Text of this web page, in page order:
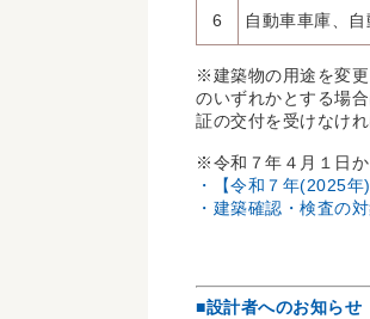
6 自動車車庫、
※建築物の用途を変
のいずれかとする場
証の交付を受けなけ
※令和７年４月１日か
・【令和７年(2025
・建築確認・検査の
■設計者へのお知らせ